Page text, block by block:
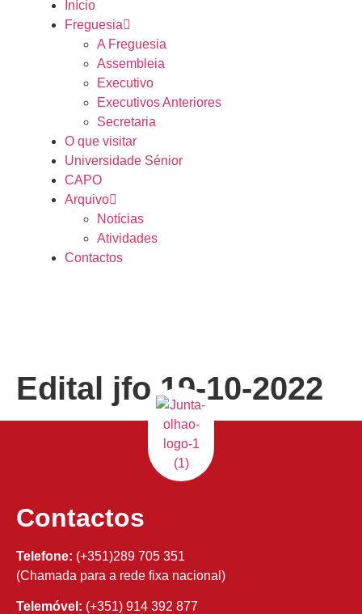
Início
Freguesia
A Freguesia
Assembleia
Executivo
Executivos Anteriores
Secretaria
O que visitar
Universidade Sénior
CAPO
Arquivo
Notícias
Atividades
Contactos
Edital jfo 19-10-2022
Contactos
Telefone: (+351)289 705 351
(Chamada para a rede fixa nacional)
Telemóvel: (+351) 914 392 877